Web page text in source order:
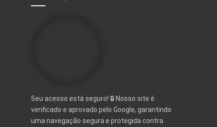
Seu acesso está seguro! 🔒 Nosso site é
verificado e aprovado pelo Google, garantindo
uma navegação segura e protegida contra